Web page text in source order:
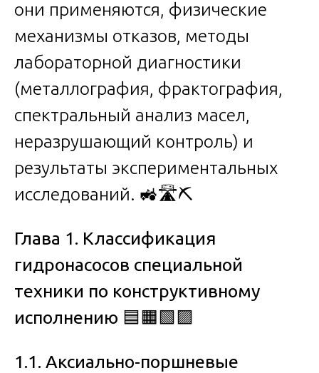
они применяются, физические
механизмы отказов, методы
лабораторной диагностики
(металлография, фрактография,
спектральный анализ масел,
неразрушающий контроль) и
результаты экспериментальных
исследований. 🚜🛣️⛏️
Глава 1. Классификация
гидронасосов специальной
техники по конструктивному
исполнению 🟦🟧🟩🟪
1.1. Аксиально-поршневые